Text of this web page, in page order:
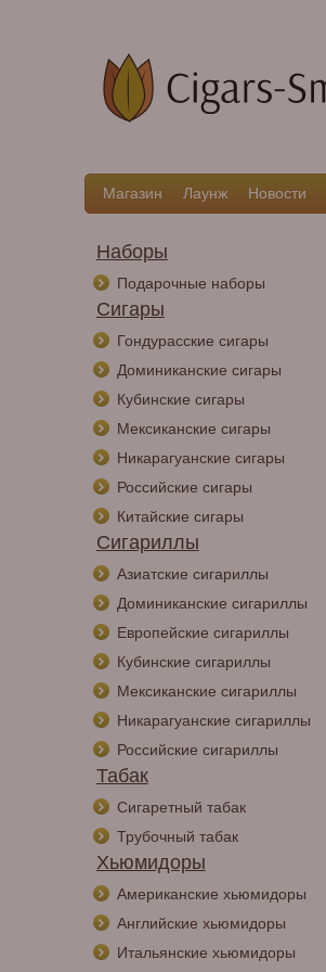
Магазин Лаунж Новости
Наборы
Подарочные наборы
Сигары
Гондурасские сигары
Доминиканские сигары
Кубинские сигары
Мексиканские сигары
Никарагуанские сигары
Российские сигары
Китайские сигары
Сигариллы
Азиатские сигариллы
Доминиканские сигариллы
Европейские сигариллы
Кубинские сигариллы
Мексиканские сигариллы
Никарагуанские сигариллы
Российские сигариллы
Табак
Сигаретный табак
Трубочный табак
Хьюмидоры
Американские хьюмидоры
Английские хьюмидоры
Итальянские хьюмидоры